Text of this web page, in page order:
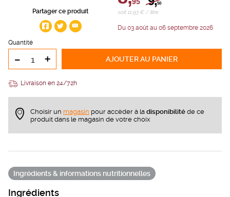
Partager ce produit
50
soit 11,93 € / litre
Du 03 août au 06 septembre 2026
Quantité
- + AJOUTERAU PANIER
Livraison en 24/72h
Choisir un magasin pour accèder à la disponibilité de ce
produit dans le magasin de votre choix
Ingrédients & informations nutritionnelles
Ingrédients